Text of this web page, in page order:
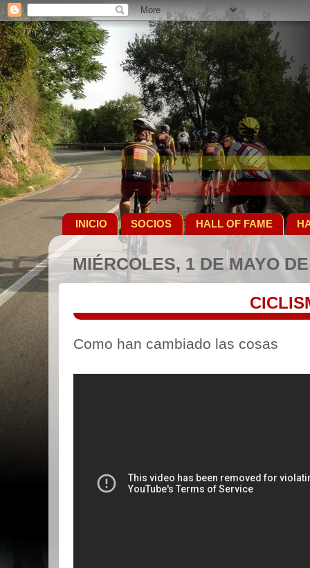
INICIO SOCIOS HALL OF FAME
MIÉRCOLES, 1 DE MAYO
Como han cambiado las cosas